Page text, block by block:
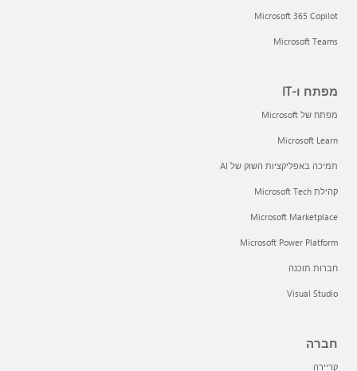
Microsoft 365 Copilot
Microsoft Teams
מפתח ו-IT
מפתח של Microsoft
Microsoft Learn
תמיכה באפליקציות השוק של AI
קהילת Microsoft Tech
Microsoft Marketplace
Microsoft Power Platform
חברות תוכנה
Visual Studio
חברה
קריירה